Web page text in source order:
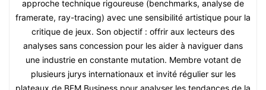
approche technique rigoureuse (benchmarks, analyse de
framerate, ray-tracing) avec une sensibilité artistique pour la
critique de jeux. Son objectif : offrir aux lecteurs des
analyses sans concession pour les aider à naviguer dans
une industrie en constante mutation. Membre votant de
plusieurs jurys internationaux et invité régulier sur les